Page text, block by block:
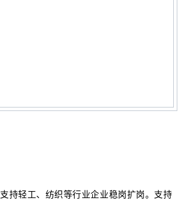
持轻工、纺织等行业企业稳岗扩岗。支持